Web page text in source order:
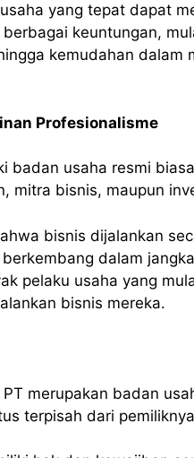
yang tepat dapat
keuntungan,
kemudahan dalam
Profesionalisme
badan usaha resmi
mitra bisnis, maupun
bisnis dijalankan
dalam
pelaku usaha yang
bisnis mereka.
merupakan badan
terpisah dari